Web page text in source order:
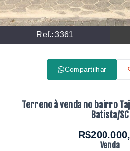
Ref.:3361
Compartilhar
Terreno à venda no bairro
Batista/SC
Venda